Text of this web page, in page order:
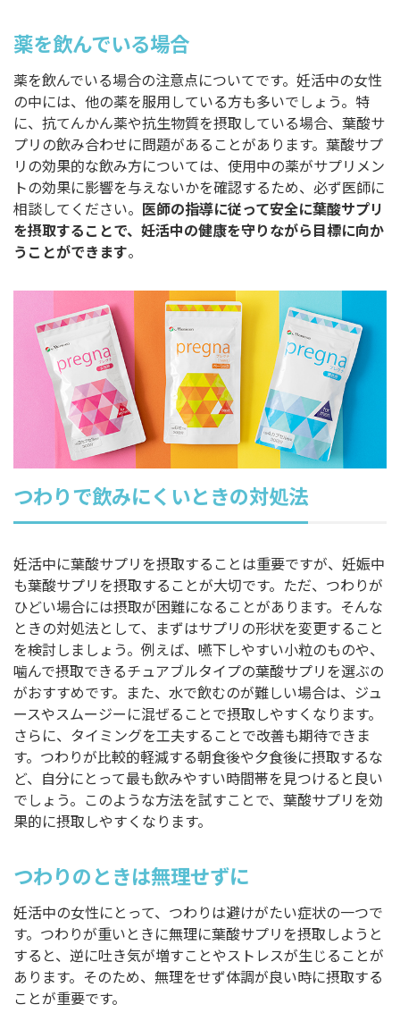
薬を飲んでいる場合
薬を飲んでいる場合の注意点についてです。妊活中の女性
の中には、他の薬を服用している方も多いでしょう。特
に、抗てんかん薬や抗生物質を摂取している場合、葉酸サ
プリの飲み合わせに問題があることがあります。葉酸サプ
リの効果的な飲み方については、使用中の薬がサプリメン
トの効果に影響を与えないかを確認するため、必ず医師に
相談してください。 医師の指導に従って安全に葉酸サプリ
を摂取することで、妊活中の健康を守りながら目標に向か
うことができます。
つわりで飲みにくいときの対処法
妊活中に葉酸サプリを摂取することは重要ですが、妊娠中
も葉酸サプリを摂取することが大切です。ただ、つわりが
ひどい場合には摂取が困難になることがあります。そんな
ときの対処法として、まずはサプリの形状を変更すること
を検討しましょう。例えば、嚥下しやすい小粒のものや、
噛んで摂取できるチュアブルタイプの葉酸サプリを選ぶの
がおすすめです。また、水で飲むのが難しい場合は、ジュ
ースやスムージーに混ぜることで摂取しやすくなります。
さらに、タイミングを工夫することで改善も期待できま
す。つわりが比較的軽減する朝食後や夕食後に摂取するな
ど、自分にとって最も飲みやすい時間帯を見つけると良い
でしょう。このような方法を試すことで、葉酸サプリを効
果的に摂取しやすくなります。
つわりのときは無理せずに
妊活中の女性にとって、つわりは避けがたい症状の一つで
す。つわりが重いときに無理に葉酸サプリを摂取しようと
すると、逆に吐き気が増すことやストレスが生じることが
あります。そのため、無理をせず体調が良い時に摂取する
ことが重要です。